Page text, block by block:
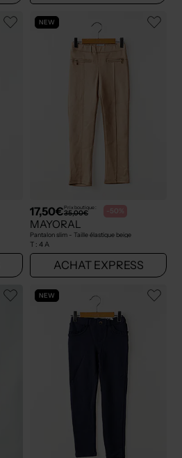
NEW
17,50€Prix boutique :
35,00€ -50%
MAYORAL
Pantalon slim - Taille élastique beige
T : 4 A
ACHAT EXPRESS
NEW